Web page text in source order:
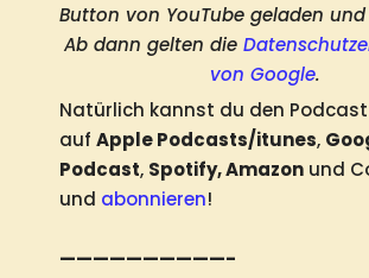
Button von YouTube geladen
Ab dann gelten die
von Google.
Natürlich kannst du den
auf Apple Podcasts/itunes,
Podcast, Spotify, Amazonund
und abonnieren!
——————————-